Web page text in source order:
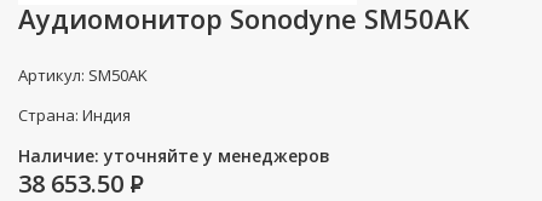
Аудиомонитор Sonodyne SM50AK
Артикул: SM50AK
Страна: Индия
Наличие: уточняйте у менеджеров
38 653.50 P